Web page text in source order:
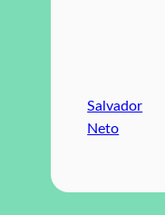
Salvador
Neto